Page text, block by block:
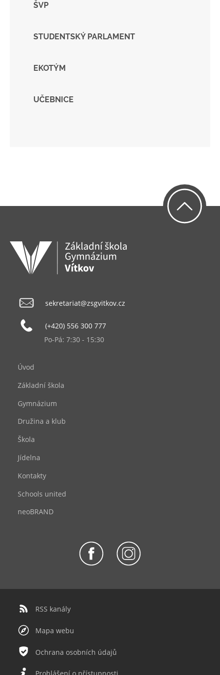
ŠVP
STUDENTSKÝ PARLAMENT
EKOTÝM
UČEBNICE
sekretariat@zsgvitkov.cz
(+420) 556 300 777
Po-Pá: 7:30 - 15:30
Úvod
Základní škola
Gymnázium
Družina a klub
Škola
Jídelna
Kontakty
Schools united
neoBRAND
RSS kanály
Mapa webu
Ochrana osobních údajů